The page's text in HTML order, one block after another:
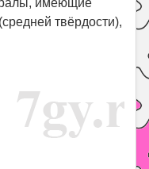
имеющие
твёрдости),